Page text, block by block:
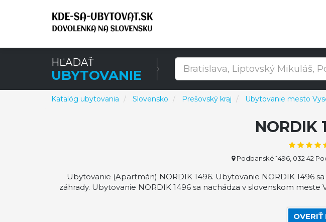
HĽADAŤ
UBYTOVANIE
Katalóg ubytovania Slovensko Prešovský kraj Ubytovanie mesto
NORDIK
Podbanské 1496, 032 42
Ubytovanie (Apartmán) NORDIK 1496. Ubytovanie NORDIK 1496
záhrady. Ubytovanie NORDIK 1496 sa nachádza v slovenskom
OVERIŤ